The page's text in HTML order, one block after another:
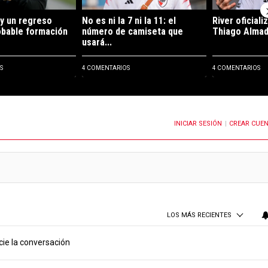
un regreso
formación
No es ni la 7 ni la 11: el
número de camiseta que
usará...
4 COMENTARIOS
River
Thiago
4 COMENTARIOS
CUANDO SE PUBLIQUEN NUEVOS COMENTARIOSINICIAR SESIÓN CREAR
LOS MÁS RECIENTES
la conversación